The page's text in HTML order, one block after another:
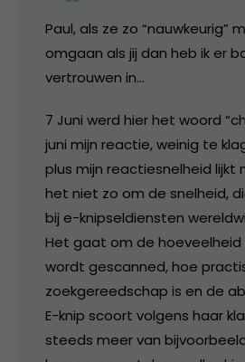
Paul, als ze zo “nauwkeurig”
omgaan als jij dan heb ik er
vertrouwen in…
7 Juni werd hier het woord
juni mijn reactie, weinig te
plus mijn reactiesnelheid lijkt
het niet zo om de snelheid,
bij e-knipseldiensten
Het gaat om de
wordt gescanned, hoe
zoekgereedschap is en de
E-knip scoort volgens haar
steeds meer van